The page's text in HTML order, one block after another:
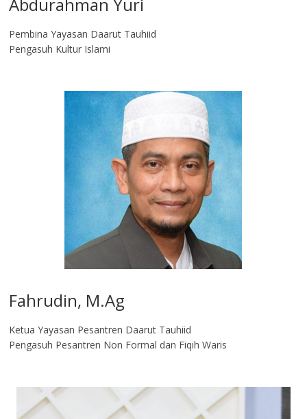
Pembina Yayasan Daarut Tauhiid
Pengasuh Kultur Islami
Fahrudin, M.Ag​
Ketua Yayasan Pesantren Daarut Tauhiid
Pengasuh Pesantren Non Formal dan Fiqih Waris